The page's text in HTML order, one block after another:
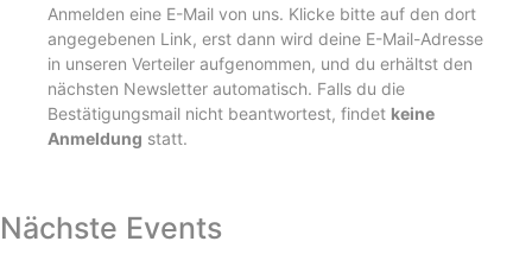
Anmelden eine E-Mail von uns. Klicke bitte auf den dort
angegebenen Link, erst dann wird deine E-Mail-Adresse
in unseren Verteiler aufgenommen, und du erhältst den
nächsten Newsletter automatisch. Falls du die
Bestätigungsmail nicht beantwortest, findet keine
Anmeldung statt.
Nächste Events